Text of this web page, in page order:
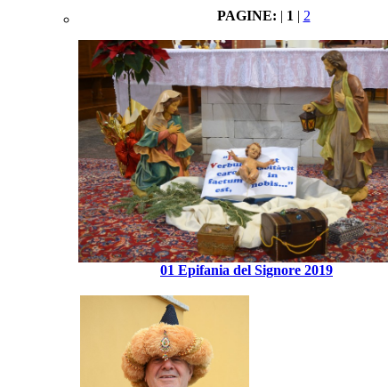
PAGINE: | 1| 2
01 Epifania del Signore 2019